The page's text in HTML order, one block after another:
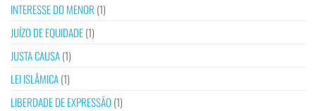
INTERESSE DO MENOR (1)
JUÍZO DE EQUIDADE(1)
JUSTA CAUSA(1)
LEI ISLÂMICA(1)
LIBERDADE DE EXPRESSÃO (1)